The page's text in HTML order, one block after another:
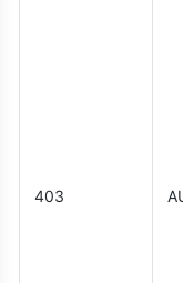
403